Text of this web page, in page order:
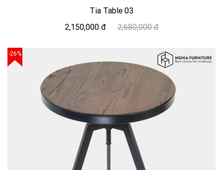
Tia Table 03
2,150,000 đ
2,680,000 đ
-26%